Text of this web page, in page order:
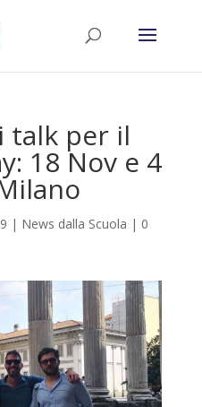
talk per il
18 Nov e 4
| News dalla Scuola | 0